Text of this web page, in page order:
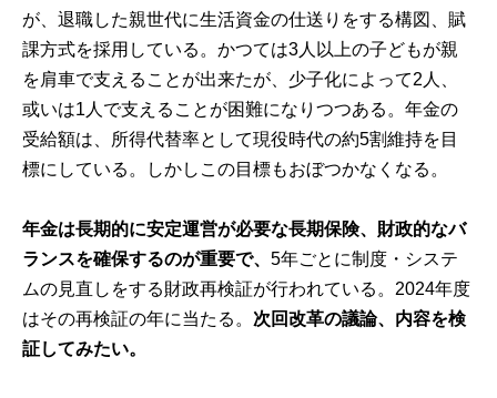
が、退職した親世代に生活資金の仕送りをする構図、賦
課方式を採用している。かつては3人以上の子どもが親
を肩車で支えることが出来たが、少子化によって2人、
或いは1人で支えることが困難になりつつある。年金の
受給額は、所得代替率として現役時代の約5割維持を目
標にしている。しかしこの目標もおぼつかなくなる。
年金は長期的に安定運営が必要な長期保険、財政的なバ
ランスを確保するのが重要で、5年ごとに制度・システ
ムの見直しをする財政再検証が行われている。2024年度
はその再検証の年に当たる。 次回改革の議論、内容を検
証してみたい。